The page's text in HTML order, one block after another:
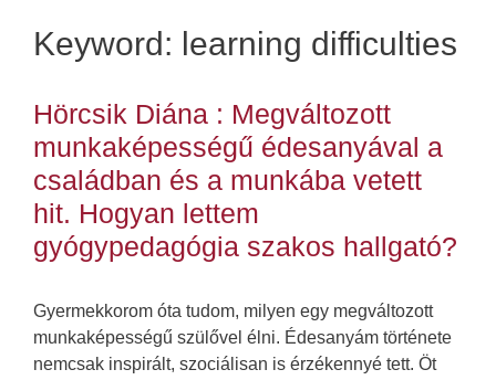
Keyword: learning difficulties
Hörcsik Diána : Megváltozott
munkaképességű édesanyával a
családban és a munkába vetett
hit. Hogyan lettem
gyógypedagógia szakos hallgató?
Gyermekkorom óta tudom, milyen egy megváltozott
munkaképességű szülővel élni. Édesanyám története
nemcsak inspirált, szociálisan is érzékennyé tett. Öt